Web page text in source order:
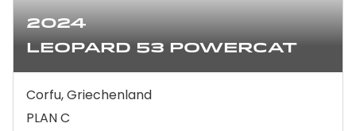
2024
Leopard 53 Powercat
Corfu, Griechenland
PLAN C